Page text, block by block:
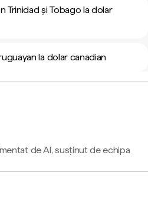
Trinidad și Tobago la dolar
la dolar canadian
de AI, susținut de echipa